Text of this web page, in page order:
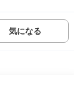
気になる